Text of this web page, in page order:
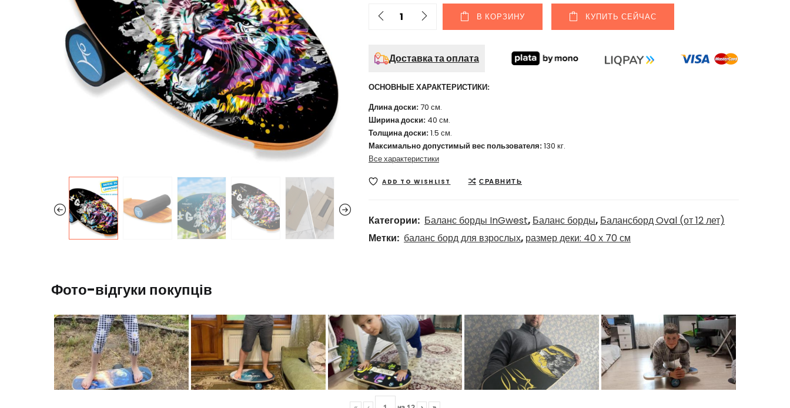
В КОРЗИНУ КУПИТЬ СЕЙЧАС
Доставка та оплата
ОСНОВНЫЕ ХАРАКТЕРИСТИКИ:
Длина доски:70 см.
Ширина доски: 40 см.
Толщина доски:1.5 см.
Максимально допустимый вес пользователя:130 кг.
Все характеристики
ADD TO WISHLIST СРАВНИТЬ
Категории: Баланс борды InGwest, Баланс борды, Балансборд Oval (от 12 лет)
Метки: баланс борд для взрослых, размер деки: 40 х 70 см
Фото-відгуки покупців